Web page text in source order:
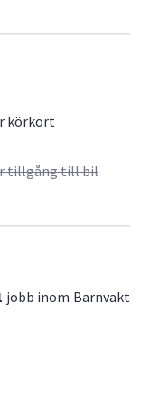
körkort
tillgång till bil
jobb inom Barnvakt